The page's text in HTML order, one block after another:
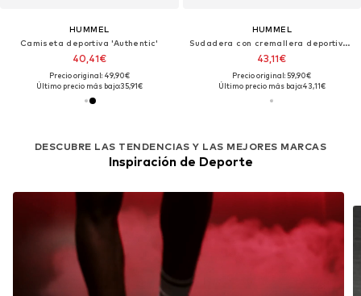
HUMMEL
Camiseta deportiva 'Authentic'
40,41€
Precio original: 49,90€
Último precio más bajo:35,91€
HUMMEL
Sudadera con cremallera deportiva 'GO 2.0'
43,11€
Precio original: 59,90€
Último precio más bajo:43,11€
DESCUBRE LAS TENDENCIAS Y LAS MEJORES MARCAS
Inspiración de Deporte